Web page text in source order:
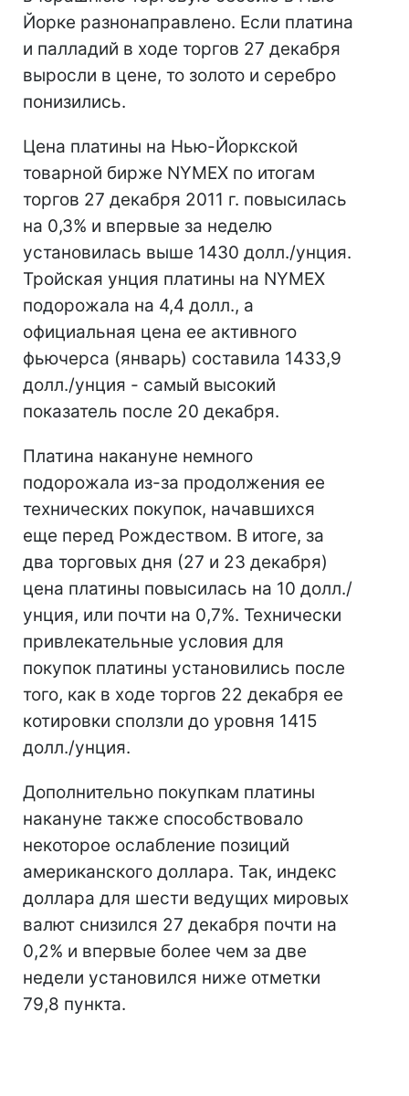
Йорке разнонаправлено. Если платина
и палладий в ходе торгов 27 декабря
выросли в цене, то золото и серебро
понизились.
Цена платины на Нью-Йоркской
товарной бирже NYMEX по итогам
торгов 27 декабря 2011 г. повысилась
на 0,3% и впервые за неделю
установилась выше 1430 долл./унция.
Тройская унция платины на NYMEX
подорожала на 4,4 долл., а
официальная цена ее активного
фьючерса (январь) составила 1433,9
долл./унция - самый высокий
показатель после 20 декабря.
Платина накануне немного
подорожала из-за продолжения ее
технических покупок, начавшихся
еще перед Рождеством. В итоге, за
два торговых дня (27 и 23 декабря)
цена платины повысилась на 10 долл./
унция, или почти на 0,7%. Технически
привлекательные условия для
покупок платины установились после
того, как в ходе торгов 22 декабря ее
котировки сползли до уровня 1415
долл./унция.
Дополнительно покупкам платины
накануне также способствовало
некоторое ослабление позиций
американского доллара. Так, индекс
доллара для шести ведущих мировых
валют снизился 27 декабря почти на
0,2% и впервые более чем за две
недели установился ниже отметки
79,8 пункта.